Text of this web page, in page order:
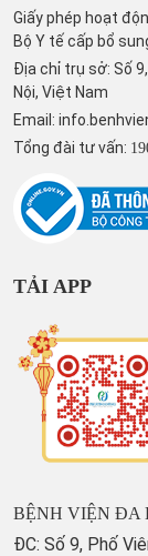
Giấy phép hoạt
Bộ Y tế cấp bổ
Địa chỉ trụ sở: Số
Nội, Việt Nam
Email:
Tổng đài tư vấn:
TẢI APP
BỆNH VIỆN ĐA
ĐC: Số 9, Phố